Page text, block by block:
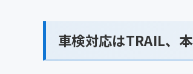
車検対応はTRAIL、